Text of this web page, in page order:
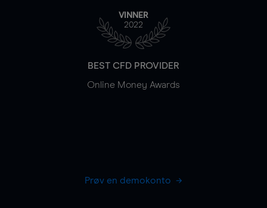
VINNER
2022
BEST CFD PROVIDER
Online Money Awards
Prøv en demokonto